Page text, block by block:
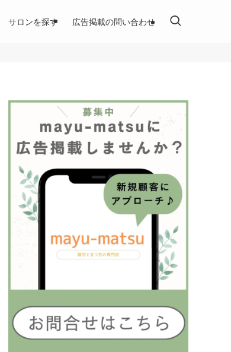
サロンを探す 広告掲載の問い合わせ